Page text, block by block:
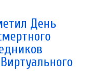
День